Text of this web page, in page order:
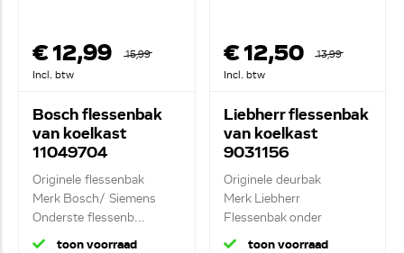
€ 12,99
15,99
Incl. btw
Bosch flessenbak
van koelkast
11049704
Originele flessenbak
Merk Bosch/ Siemens
Onderste flessenb...
toon voorraad
€ 12,50
13,99
Incl. btw
Liebherr flessenbak
van koelkast
9031156
Originele deurbak
Merk Liebherr
Flessenbak onder
toon voorraad